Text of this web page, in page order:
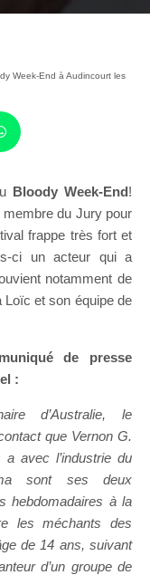
Week-End à Audincourt les
Bloody Week-End!
du Jury pour
frappe très fort et
ci un acteur qui a
notamment de
et son équipe de
de presse
:
d’Australie, le
que Vernon G.
a avec l’industrie du
sont ses deux
hebdomadaires à la
les méchants des
de 14 ans, suivant
d’un groupe de